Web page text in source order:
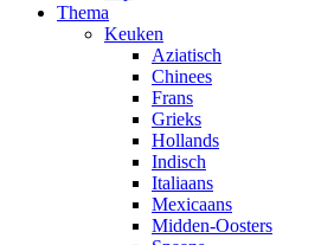
Thema
Keuken
Aziatisch
Chinees
Frans
Grieks
Hollands
Indisch
Italiaans
Mexicaans
Midden-Oosters